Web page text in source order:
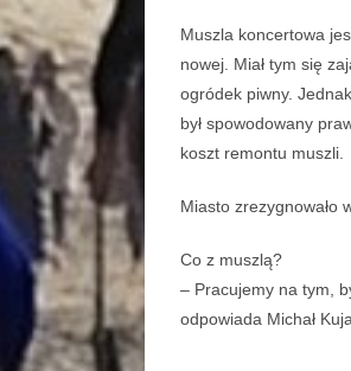
Muszla koncertowa
nowej. Miał tym się
ogródek piwny.
był spowodowany
koszt remontu muszli.
Miasto zrezygnowało
Co z muszlą?
– Pracujemy na tym,
odpowiada Michał